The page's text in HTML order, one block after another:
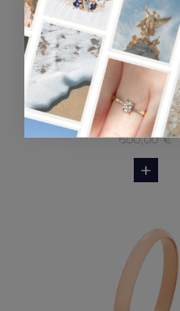
Alliance
Alliance en or
600,00€